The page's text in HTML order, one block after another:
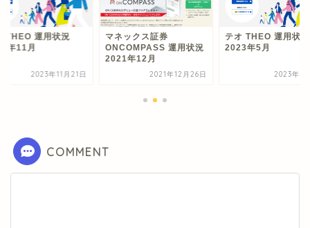
THEO 運用状況
年11月
2023年11月21日
マネックス証券
ONCOMPASS 運用状況
2021年12月
2021年12月26日
テオ THEO 運用状況
2023年5月
2023年5
COMMENT